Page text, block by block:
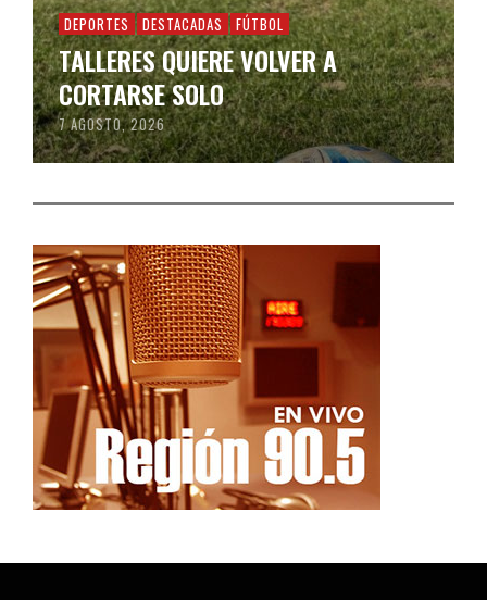
DEPORTES DESTACADAS FÚTBOL
TALLERES QUIERE VOLVER A
CORTARSE SOLO
7 AGOSTO, 2026